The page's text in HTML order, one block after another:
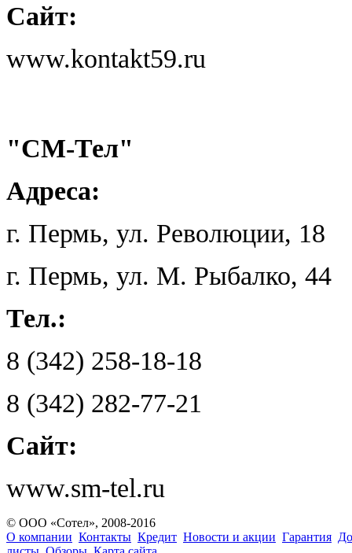
Сайт:
www.kontakt59.ru
"СМ-Тел"
Адреса:
г. Пермь, ул. Революции, 18
г. Пермь, ул. М. Рыбалко, 44
Тел.:
8 (342) 258-18-18
8 (342) 282-77-21
Сайт:
www.sm-tel.ru
© ООО «Сотел», 2008-2016
О компании Контакты Кредит Новости и акции Гарантия